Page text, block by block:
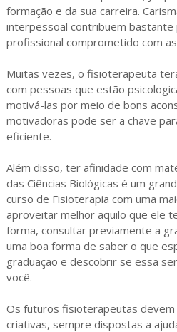
formação e da sua carreira.
interpessoal contribuem bastante
profissional comprometido com
Muitas vezes, o fisioterapeuta
com pessoas que estão
motivá-las por meio de bons
motivadoras pode ser a chave
eficiente.
Além disso, ter afinidade com
das Ciências Biológicas é um
curso de Fisioterapia com uma
aproveitar melhor aquilo que ele
forma, consultar previamente a
uma boa forma de saber o que
graduação e descobrir se essa
você.
Os futuros fisioterapeutas devem
criativas, sempre dispostas a